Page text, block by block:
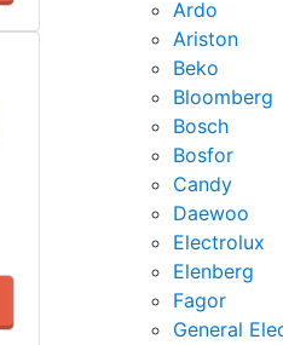
Ardo
Ariston
Beko
Bloomberg
Bosch
Bosfor
Candy
Daewoo
Electrolux
Elenberg
Fagor
General